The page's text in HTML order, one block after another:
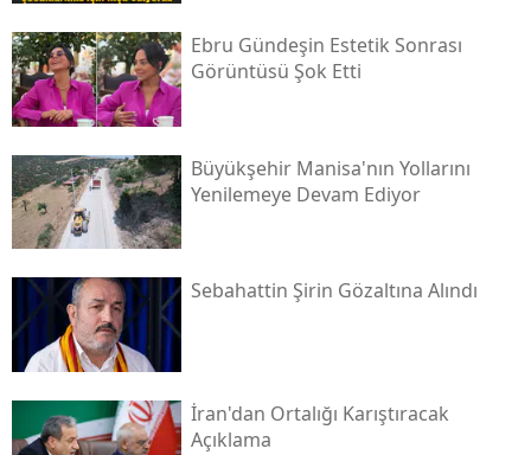
Ebru Gündeşin Estetik Sonrası
Görüntüsü Şok Etti
Büyükşehir Manisa'nın Yollarını
Yenilemeye Devam Ediyor
Sebahattin Şirin Gözaltına Alındı
İran'dan Ortalığı Karıştıracak
Açıklama